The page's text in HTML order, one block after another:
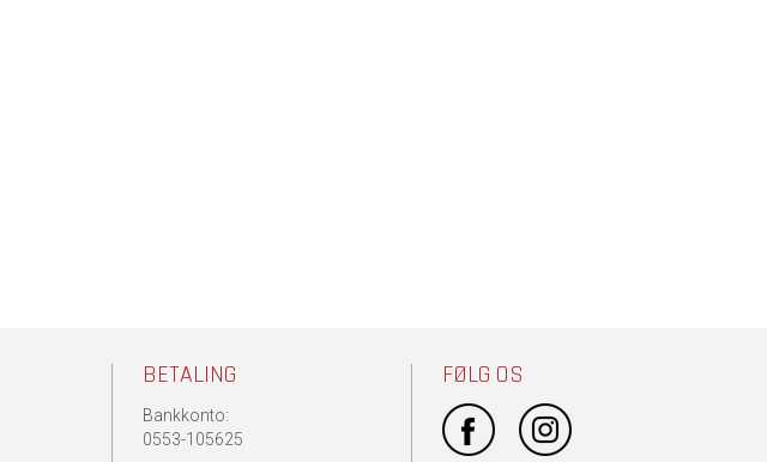
BETALING
Bankkonto:
0553-105625
FØLG OS